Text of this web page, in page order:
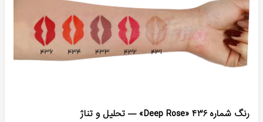
رنگ شماره ۴۳۶ «Deep Rose» — تحلیل و تناژ